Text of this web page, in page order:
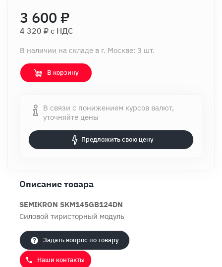
3 600 ₽
4 320 ₽ c НДС
В наличии на складе в г. Москве: 3 шт.
В корзину
В связи с понижением курсов валют,
уточняйте цены
Предложить свою цену
Описание товара
SEMIKRON SKM145GB124DN
Силовой тиристорный модуль
Задать вопрос по товару
Наши контакты
Продолжить покупки